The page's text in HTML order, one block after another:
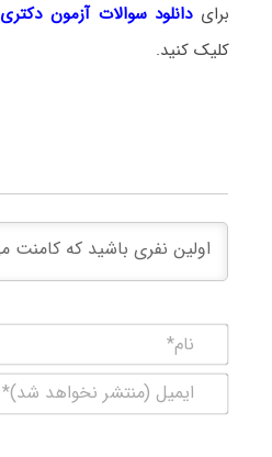
برایدانلود سوالات آزمون دکتری
کلیک کنید.